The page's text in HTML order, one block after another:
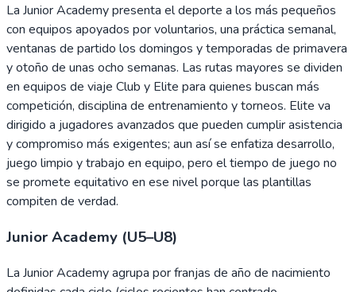
La Junior Academy presenta el deporte a los más pequeños
con equipos apoyados por voluntarios, una práctica semanal,
ventanas de partido los domingos y temporadas de primavera
y otoño de unas ocho semanas. Las rutas mayores se dividen
en equipos de viaje Club y Elite para quienes buscan más
competición, disciplina de entrenamiento y torneos. Elite va
dirigido a jugadores avanzados que pueden cumplir asistencia
y compromiso más exigentes; aun así se enfatiza desarrollo,
juego limpio y trabajo en equipo, pero el tiempo de juego no
se promete equitativo en ese nivel porque las plantillas
compiten de verdad.
Junior Academy (U5–U8)
La Junior Academy agrupa por franjas de año de nacimiento